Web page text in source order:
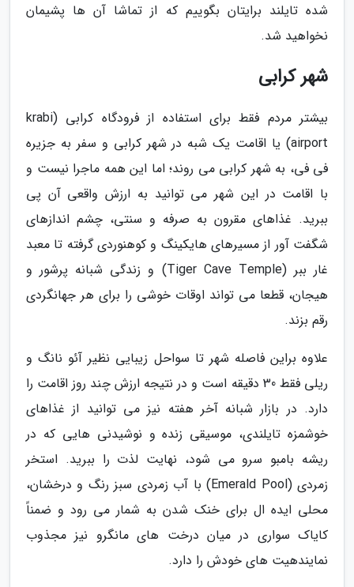
شده تایلند برایتان بگوییم که از تماشا آن ها پشیمان
نخواهید شد.
شهر کرابی
بیشتر مردم فقط برای استفاده از فرودگاه کرابی (krabi
airport) یا اقامت یک شبه در شهر کرابی و سفر به جزیره
فی فی، به شهر کرابی می روند؛ اما این همه ماجرا نیست و
با اقامت در این شهر می توانید به ارزش واقعی آن پی
ببرید. غذاهای مقرون به صرفه و سنتی، چشم اندازهای
شگفت آور از مسیرهای هایکینگ و کوهنوردی گرفته تا معبد
غار ببر (Tiger Cave Temple) و زندگی شبانه پرشور و
هیجان، قطعا می تواند اوقات خوشی را برای هر جهانگردی
رقم بزند.
علاوه براین فاصله شهر تا سواحل زیبایی نظیر آئو نانگ و
ریلی فقط 30 دقیقه است و در نتیجه ارزش چند روز اقامت را
دارد. در بازار شبانه آخر هفته نیز می توانید از غذاهای
خوشمزه تایلندی، موسیقی زنده و نوشیدنی هایی که در
ریشه بامبو سرو می شود، نهایت لذت را ببرید. استخر
زمردی (Emerald Pool) با آب زمردی سبز رنگ و درخشان،
محلی ایده ال برای خنک شدن به شمار می رود و ضمناً
کایاک سواری در میان درخت های مانگرو نیز مجذوب
نمایندهیت های خودش را دارد.